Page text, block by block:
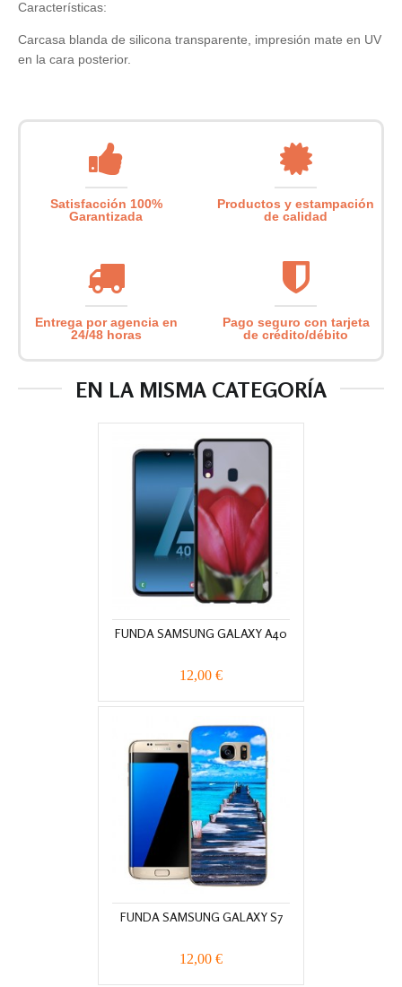
Características:
Carcasa blanda de silicona transparente, impresión mate en UV
en la cara posterior.
Satisfacción 100%
Garantizada
Productos y estampación
de calidad
Entrega por agencia en
24/48 horas
Pago seguro con tarjeta
de crédito/débito
EN LA MISMA CATEGORÍA
FUNDA SAMSUNG GALAXY A40
12,00 €
FUNDA SAMSUNG GALAXY S7
12,00 €